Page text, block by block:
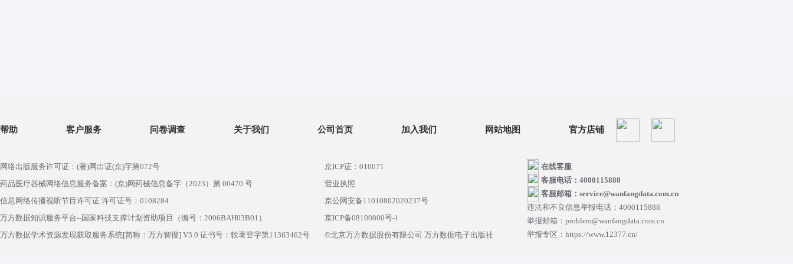
帮助 客户服务 问卷调查 关于我们 公司首页 加入我们 网站地图 官方店铺
网络出版服务许可证：(署)网出证(京)字第072号
药品医疗器械网络信息服务备案：(京)网药械信息备字（2023）第 00470 号
信息网络传播视听节目许可证 许可证号：0108284
万方数据知识服务平台--国家科技支撑计划资助项目（编号：2006BAH03B01）
万方数据学术资源发现获取服务系统[简称：万方智搜] V3.0 证书号：软著登字第11363462号
京ICP证：010071
营业执照
京公网安备11010802020237号
京ICP备08100800号-1
©北京万方数据股份有限公司 万方数据电子出版社
在线客服
客服电话：4000115888
客服邮箱：service@wanfangdata.com.cn
违法和不良信息举报电话：4000115888
举报邮箱：problem@wanfangdata.com.cn
举报专区：https://www.12377.cn/